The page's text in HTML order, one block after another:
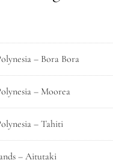
– Bora Bora
– Moorea
– Tahiti
– Aitutaki